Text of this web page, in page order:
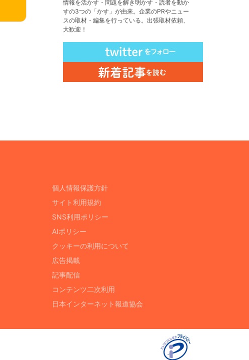
情報を活かす・問題を解き明かす・読者を動か
すの3つの「かす」が由来。企業のPRやニュー
スの取材・編集を行っている。出張取材依頼、
大歓迎！
個人情報保護方針
サイト利用規約
SNS利用ポリシー
AIポリシー
クッキーの利用について
広告掲載
記事配信
コンテンツ二次利用
日本インターネット報道協会